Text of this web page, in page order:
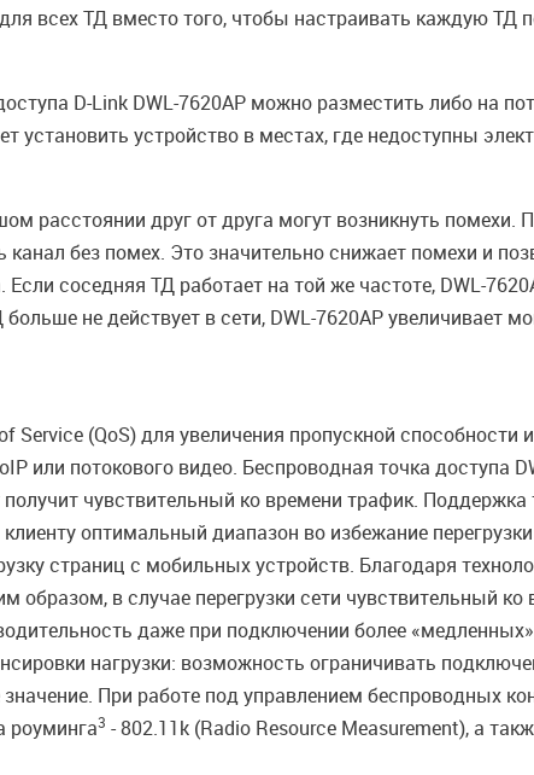
всех ТД вместо того, чтобы настраивать каждую ТД
D-Link DWL-7620AP можно разместить либо на
установить устройство в местах, где недоступны
расстоянии друг от друга могут возникнуть помехи.
без помех. Это значительно снижает помехи и
Если соседняя ТД работает на той же частоте, DWL-
не действует в сети, DWL-7620AP увеличивает
Service (QoS) для увеличения пропускной способности
или потокового видео. Беспроводная точка доступа
чувствительный ко времени трафик. Поддержка
оптимальный диапазон во избежание
страниц с мобильных устройств. Благодаря
образом, в случае перегрузки сети чувствительный
даже при подключении более
нагрузки: возможность ограничивать
При работе под управлением беспроводных
роуминга3 - 802.11k (Radio Resource Measurement), а